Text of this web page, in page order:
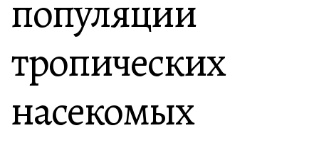
популяции
тропических
насекомых